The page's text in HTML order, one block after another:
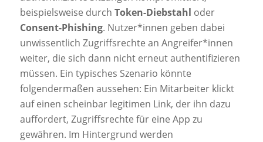
beispielsweise durch Token-Diebstahl oder
Consent-Phishing. Nutzer*innen geben dabei
unwissentlich Zugriffsrechte an Angreifer*innen
weiter, die sich dann nicht erneut authentifizieren
müssen. Ein typisches Szenario könnte
folgendermaßen aussehen: Ein Mitarbeiter klickt
auf einen scheinbar legitimen Link, der ihn dazu
auffordert, Zugriffsrechte für eine App zu
gewähren. Im Hintergrund werden